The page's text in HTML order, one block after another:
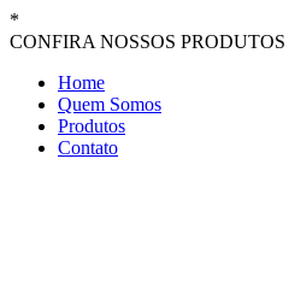
Ir
para
conteúdo
*
CONFIRA NOSSOS PRODUTOS
Home
Quem Somos
Produtos
Contato